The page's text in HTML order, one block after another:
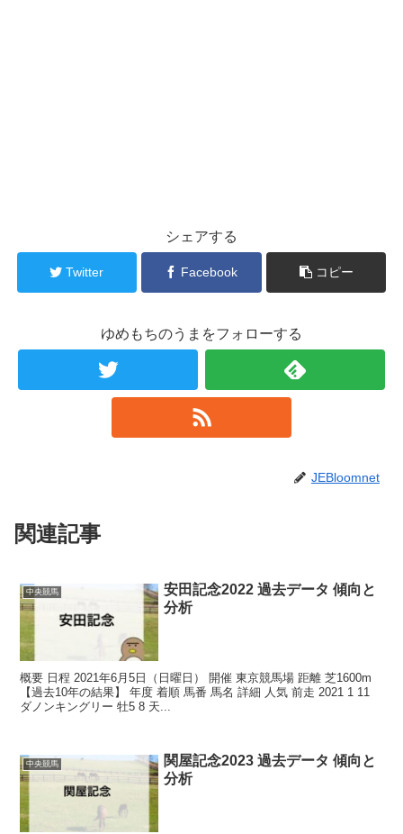
シェアする
Twitter Facebook コピー
ゆめもちのうまをフォローする
JEBloomnet
関連記事
中央競馬
安田記念2022 過去データ 傾向と
分析
概要 日程 2021年6月5日（日曜日） 開催 東京競馬場 距離 芝1600m
【過去10年の結果】 年度 着順 馬番 馬名 詳細 人気 前走 2021 1 11
ダノンキングリー 牡5 8 天...
中央競馬
関屋記念2023 過去データ 傾向と
分析